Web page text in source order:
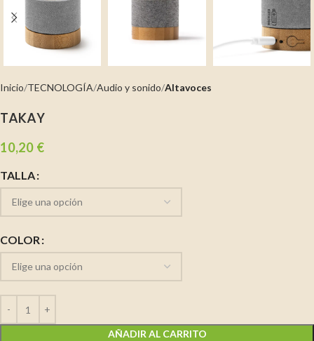
Inicio TECNOLOGÍA Audio y sonido Altavoces
TAKAY
10,20 €
TALLA
COLOR
AÑADIR AL CARRITO